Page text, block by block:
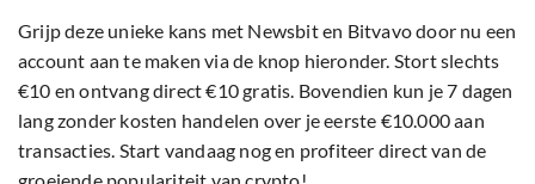
Grijp deze unieke kans met Newsbit en Bitvavo door nu een
account aan te maken via de knop hieronder. Stort slechts
€10 en ontvang direct €10 gratis. Bovendien kun je 7 dagen
lang zonder kosten handelen over je eerste €10.000 aan
transacties. Start vandaag nog en profiteer direct van de